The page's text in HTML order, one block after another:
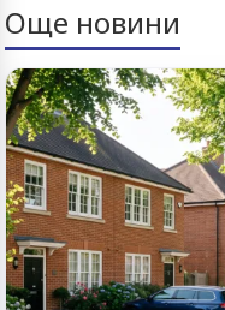
Още новини